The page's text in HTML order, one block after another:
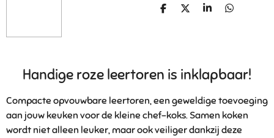
D
D
S
D
Handige roze leertoren is inklapbaar!
Compacte opvouwbare leertoren, een geweldige toevoeging
aan jouw keuken voor de kleine chef-koks. Samen koken
wordt niet alleen leuker, maar ook veiliger dankzij deze